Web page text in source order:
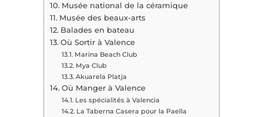
Musée national de la céramique
Musée des beaux-arts
Balades en bateau
Où Sortir à Valence
Marina Beach Club
Mya Club
Akuarela Platja
Où Manger à Valence
Les spécialités à Valencia
La Taberna Casera pour la Paella